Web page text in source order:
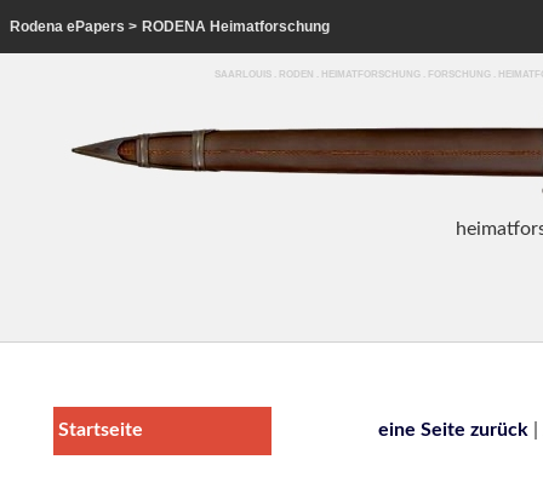
Rodena ePapers > RODENA Heimatforschung
SAARLOUIS . RODEN . HEIMATFORSCHUNG . FORSCHUNG .
heim
Startseite eine Seite zurück